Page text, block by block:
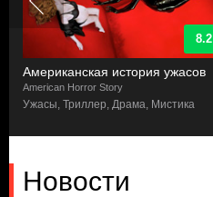
8.2
Американская история ужасов
American Horror Story
Ужасы, Триллер, Драма, Мистика
Новости